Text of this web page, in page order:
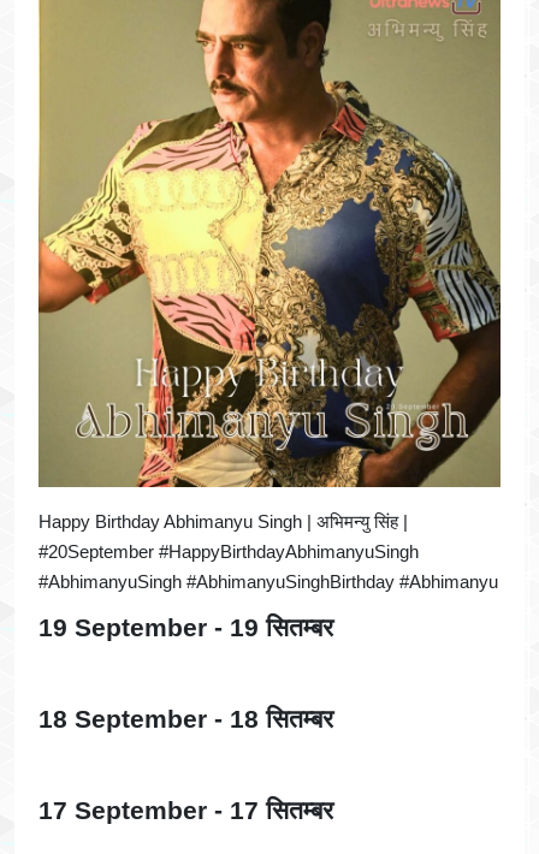
Happy Birthday Abhimanyu Singh | अभिमन्यु सिंह |
#20September #HappyBirthdayAbhimanyuSingh
#AbhimanyuSingh #AbhimanyuSinghBirthday #Abhimanyu
19 September - 19 सितम्बर
18 September - 18 सितम्बर
17 September - 17 सितम्बर